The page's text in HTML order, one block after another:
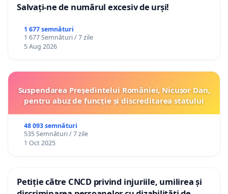
Salvați-ne de numărul excesiv de urși!
1 677 semnături
1 677 Semnături / 7 zile
5 Aug 2026
Suspendarea Președintelui României, Nicușor Dan,
pentru abuz de funcție și discreditarea statului
48 093 semnături
535 Semnături / 7 zile
1 Oct 2025
Petiție către CNCD privind injuriile, umilirea și